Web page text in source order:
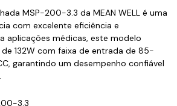
MSP-200-3.3 da MEAN WELL é uma
com excelente eficiência e
aplicações médicas, este modelo
132W com faixa de entrada de 85-
garantindo um desempenho confiável
3.3